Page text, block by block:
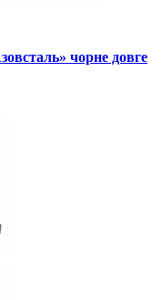
чорне довге